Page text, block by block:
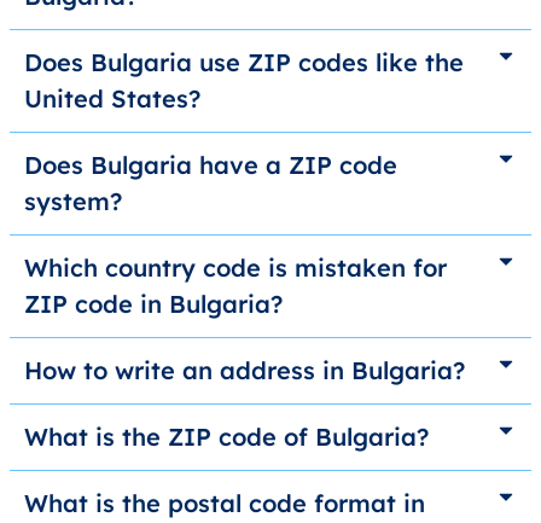
Does Bulgaria use ZIP codes like the
United States?
Does Bulgaria have a ZIP code
system?
Which country code is mistaken for
ZIP code in Bulgaria?
How to write an address in Bulgaria?
What is the ZIP code of Bulgaria?
What is the postal code format in